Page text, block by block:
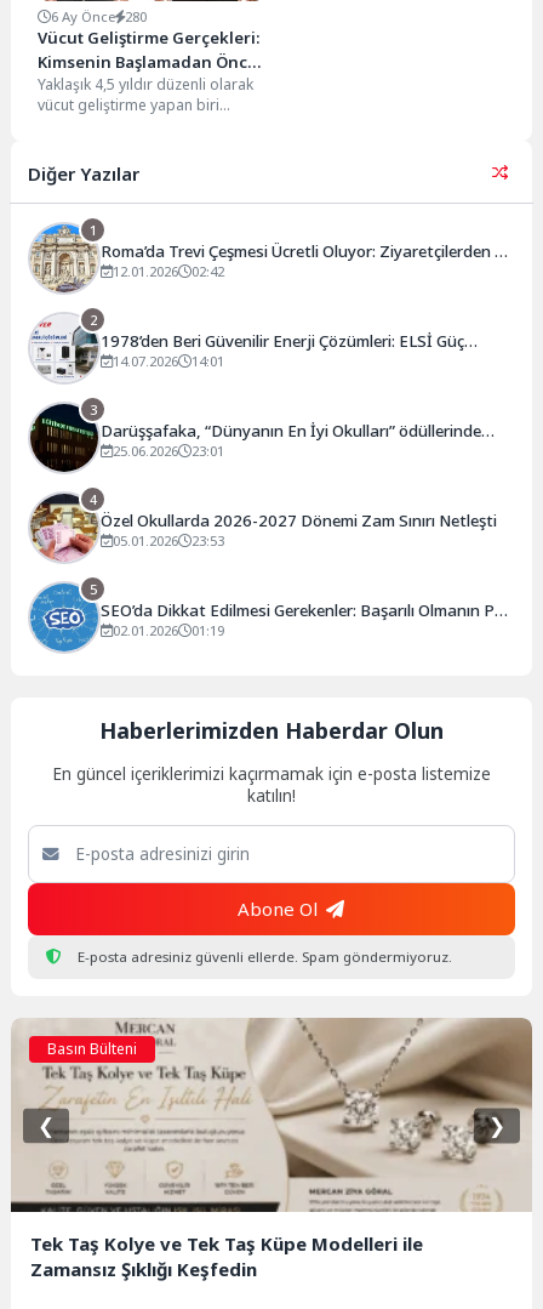
6 Ay Önce 280
Vücut Geliştirme Gerçekleri:
Kimsenin Başlamadan Önce
Söylemediği Şeyler
Yaklaşık 4,5 yıldır düzenli olarak
vücut geliştirme yapan biri
Diğer Yazılar
1
Roma’da Trevi Çeşmesi Ücretli Oluyor: Ziyaretçilerden 2
Euro Alınacak
12.01.2026 02:42
2
1978’den Beri Güvenilir Enerji Çözümleri: ELSİ Güç
Sistemleri
14.07.2026 14:01
3
Darüşşafaka, “Dünyanın En İyi Okulları” ödüllerinde
finale kaldı
25.06.2026 23:01
4
Özel Okullarda 2026-2027 Dönemi Zam Sınırı Netleşti
05.01.2026 23:53
5
SEO’da Dikkat Edilmesi Gerekenler: Başarılı Olmanın Püf
Noktaları
02.01.2026 01:19
Haberlerimizden Haberdar Olun
En güncel içeriklerimizi kaçırmamak için e-posta listemize
katılın!
Abone Ol
E-posta adresiniz güvenli ellerde. Spam göndermiyoruz.
Basın Bülteni
Tek Taş Kolye ve Tek Taş Küpe Modelleri ile
Zamansız Şıklığı Keşfedin
❮ ❯